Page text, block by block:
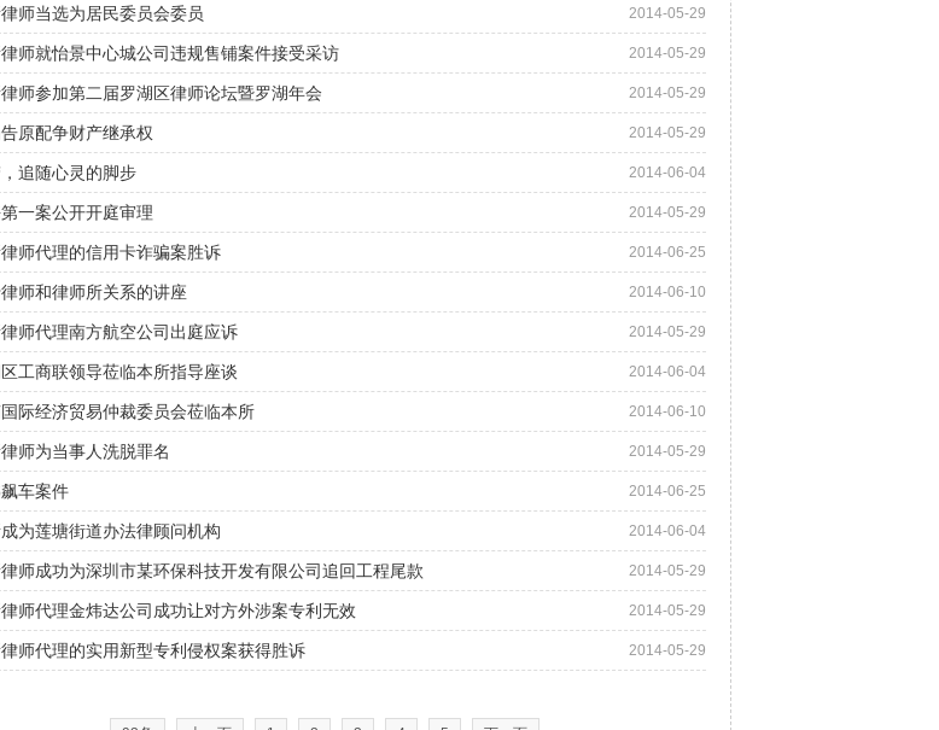
师当选为居民委员会委员 2014-05-29
师就怡景中心城公司违规售铺案件接受采访 2014-05-29
师参加第二届罗湖区律师论坛暨罗湖年会 2014-05-29
原配争财产继承权 2014-05-29
追随心灵的脚步 2014-06-04
一案公开开庭审理 2014-05-29
师代理的信用卡诈骗案胜诉 2014-06-25
师和律师所关系的讲座 2014-06-10
师代理南方航空公司出庭应诉 2014-05-29
工商联领导莅临本所指导座谈 2014-06-04
际经济贸易仲裁委员会莅临本所 2014-06-10
师为当事人洗脱罪名 2014-05-29
车案件 2014-06-25
为莲塘街道办法律顾问机构 2014-06-04
师成功为深圳市某环保科技开发有限公司追回工程尾款 2014-05-29
师代理金炜达公司成功让对方外涉案专利无效 2014-05-29
师代理的实用新型专利侵权案获得胜诉 2014-05-29